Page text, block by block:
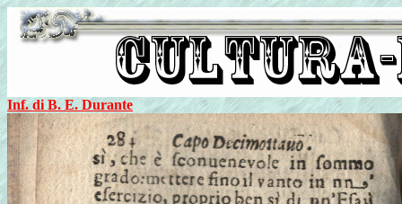
Inf. di B. E. Durante